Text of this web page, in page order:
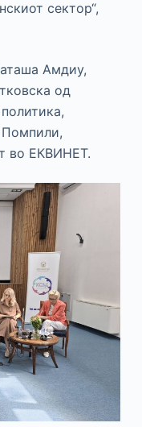
сектор“,
Амдиу,
од
во ЕКВИНЕТ.